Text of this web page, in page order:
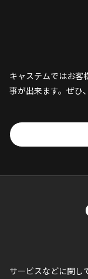
キャステムではお客
事が出来ます。ぜひ
サービスなどに関し